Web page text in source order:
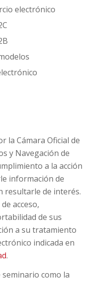
electrónico
la Cámara Oficial de
y Navegación de
a la acción
información de
resultarle de interés.
acceso,
de sus
a su tratamiento
indicada en
.
como la